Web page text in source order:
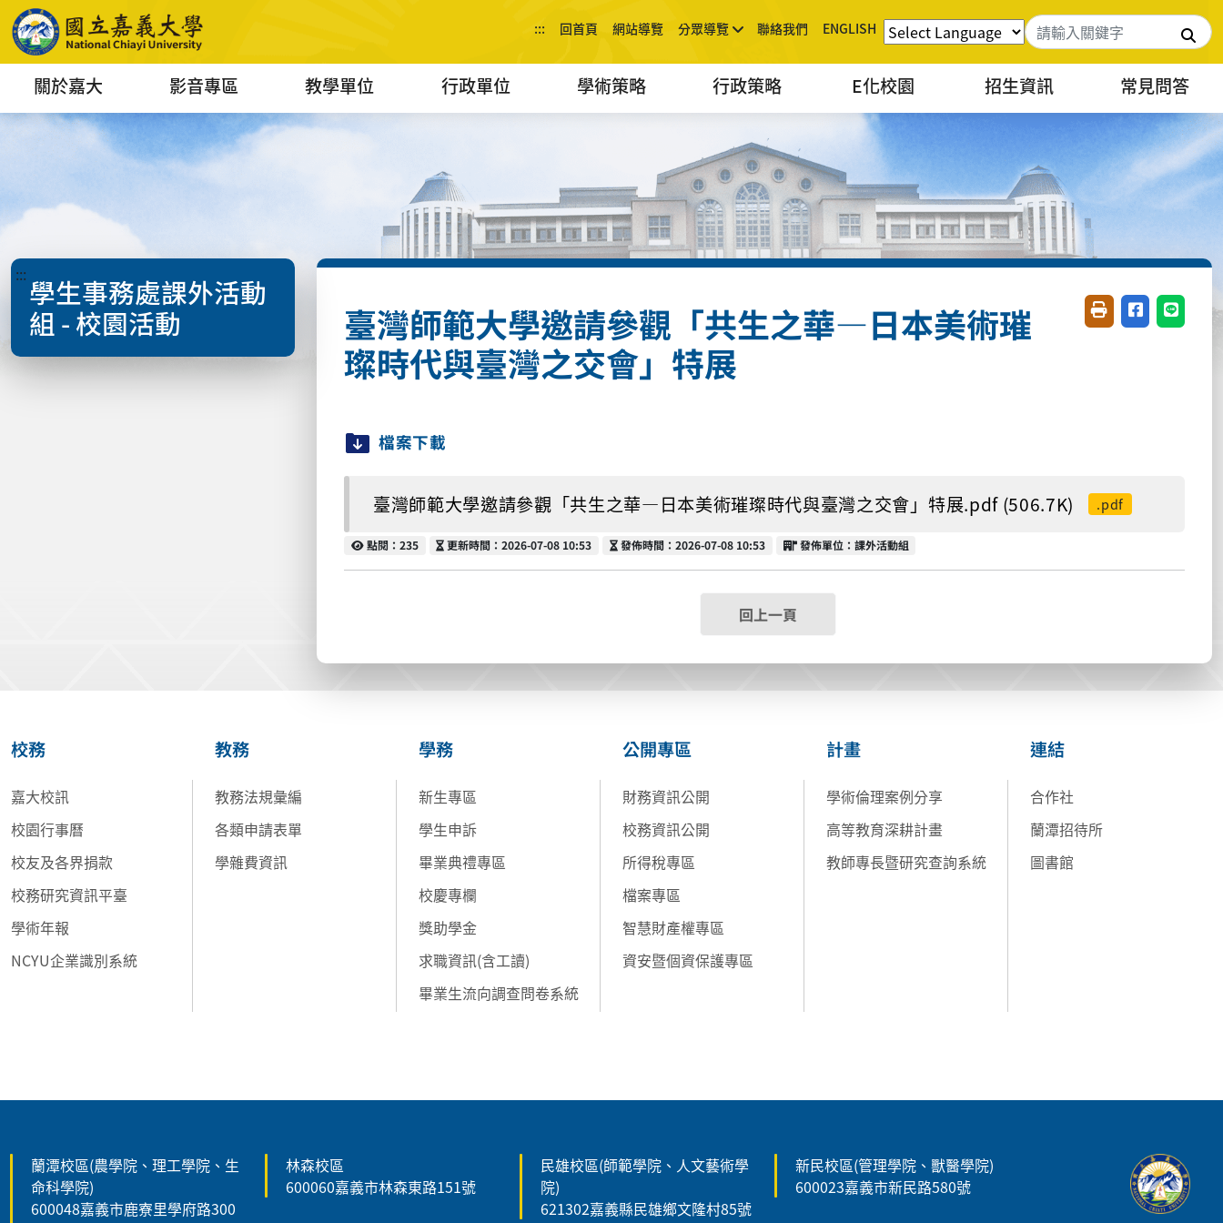
::: 回首頁 網站導覽 分眾導覽 聯絡我們 ENGLISH 搜尋
關於嘉大 影音專區 教學單位 行政單位 學術策略 行政策略 E化校園 招生資訊 常見問答
::: 學生事務處課外活動
組 - 校園活動
臺灣師範大學邀請參觀「共生之華—日本美術璀
璨時代與臺灣之交會」特展
友善列印(開新視窗)
分享至臉書(
分享至
檔案下載
臺灣師範大學邀請參觀「共生之華—日本美術璀璨時代與臺灣之交會」特展.pdf (506.7K) .pdf
點閱
點閱：235 更新時間
更新時間：2026-07-08 10:53 發佈時間
發佈時間：2026-07-08 10:53 發佈單位
發佈單位：課外活動組
回上一頁
校務
嘉大校訊
校園行事曆
校友及各界捐款
校務研究資訊平臺
學術年報
NCYU企業識別系統
教務
教務法規彙編
各類申請表單
學雜費資訊
學務
新生專區
學生申訴
畢業典禮專區
校慶專欄
獎助學金
求職資訊(含工讀)
畢業生流向調查問卷系統
公開專區
財務資訊公開
校務資訊公開
所得稅專區
檔案專區
智慧財產權專區
資安暨個資保護專區
計畫
學術倫理案例分享
高等教育深耕計畫
教師專長暨研究查詢系統
連結
合作社
蘭潭招待所
圖書館
蘭潭校區(農學院、理工學院、生
命科學院)
600048嘉義市鹿寮里學府路300
林森校區
600060嘉義市林森東路151號
民雄校區(師範學院、人文藝術學
院)
621302嘉義縣民雄鄉文隆村85號
新民校區(管理學院、獸醫學院)
600023嘉義市新民路580號